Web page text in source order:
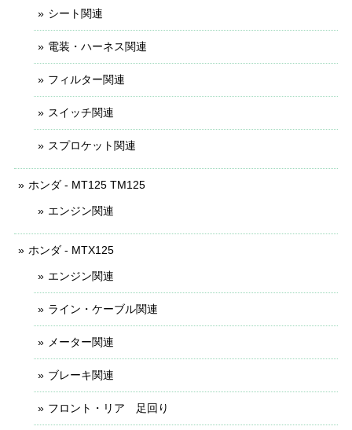
シート関連
電装・ハーネス関連
フィルター関連
スイッチ関連
スプロケット関連
ホンダ - MT125 TM125
エンジン関連
ホンダ - MTX125
エンジン関連
ライン・ケーブル関連
メーター関連
ブレーキ関連
フロント・リア 足回り